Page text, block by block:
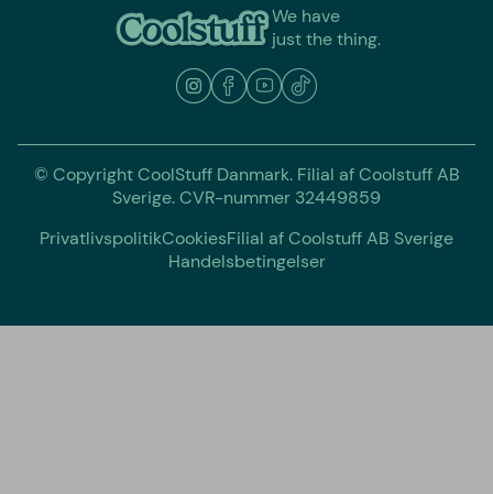
We have
just the thing.
© Copyright CoolStuff Danmark. Filial af Coolstuff AB
Sverige. CVR-nummer 32449859
PrivatlivspolitikCookiesFilial af Coolstuff AB Sverige
Handelsbetingelser